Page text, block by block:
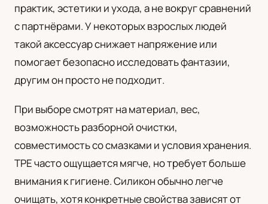
практик, эстетики и ухода, а не вокруг сравнений
с партнёрами. У некоторых взрослых людей
такой аксессуар снижает напряжение или
помогает безопасно исследовать фантазии,
другим он просто не подходит.
При выборе смотрят на материал, вес,
возможность разборной очистки,
совместимость со смазками и условия хранения.
TPE часто ощущается мягче, но требует больше
внимания к гигиене. Силикон обычно легче
очищать, хотя конкретные свойства зависят от